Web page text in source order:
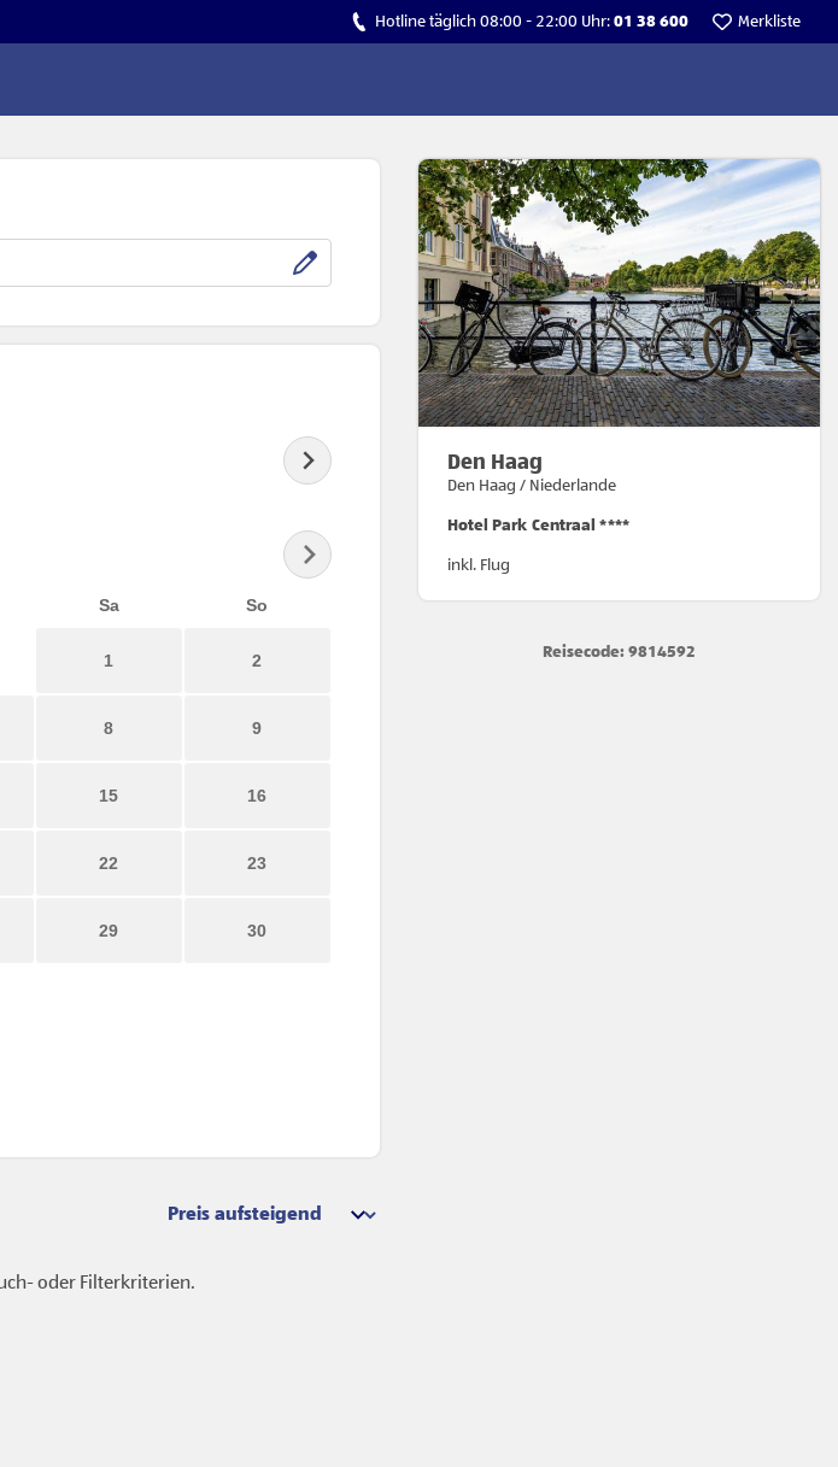
Hotline täglich 08:00 - 22:00 Uhr: 01 38 600 Merkliste
Den Haag
Den Haag / Niederlande
Hotel Park Centraal ****
inkl. Flug
Reisecode: 9814592
Sa So
1 2
8 9
15 16
22 23
29 30
Sortierung
oder Filterkriterien.